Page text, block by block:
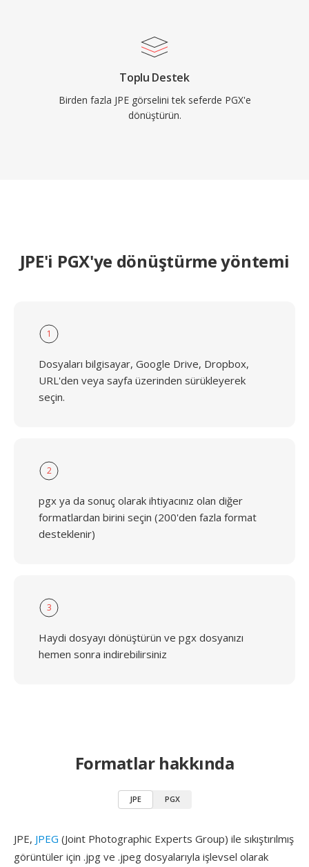
Toplu Destek
Birden fazla JPE görselini tek seferde PGX'e
dönüştürün.
JPE'i PGX'ye dönüştürme yöntemi
1
Dosyaları bilgisayar, Google Drive, Dropbox,
URL'den veya sayfa üzerinden sürükleyerek
seçin.
2
pgx ya da sonuç olarak ihtiyacınız olan diğer
formatlardan birini seçin (200'den fazla format
desteklenir)
3
Haydi dosyayı dönüştürün ve pgx dosyanızı
hemen sonra indirebilirsiniz
Formatlar hakkında
JPE PGX
JPE, JPEG (Joint Photographic Experts Group) ile sıkıştırılmış
görüntüler için .jpg ve .jpeg dosyalarıyla işlevsel olarak